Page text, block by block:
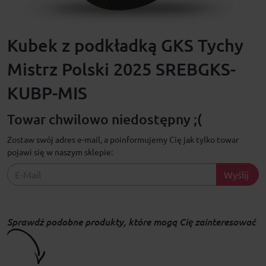
Kubek z podkładką GKS Tychy
Mistrz Polski 2025 SREBGKS-
KUBP-MIS
Towar chwilowo niedostępny ;(
Zostaw swój adres e-mail, a poinformujemy Cię jak tylko towar
pojawi się w naszym sklepie:
Wyślij
Sprawdź podobne produkty, które mogą Cię zainteresować